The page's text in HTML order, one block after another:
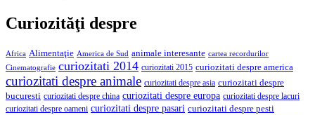
Curiozităţi despre
Africa Alimentaţie America de Sud animale interesante cartea recordurilor
Cinematografie curiozitati 2014 curiozitati 2015 curiozitati despre america
curiozitati despre animale curiozitati despre asia curiozitati despre
bucuresti curiozitati despre china curiozitati despre europa curiozitati despre lacuri
curiozitati despre oameni curiozitati despre pasari curiozitati despre pesti